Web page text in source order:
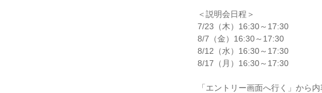
＜説明会日程＞
7/23（木）16:30～17:30
8/7（金）16:30～17:30
8/12（水）16:30～17:30
8/17（月）16:30～17:30
「エントリー画面へ行く」から